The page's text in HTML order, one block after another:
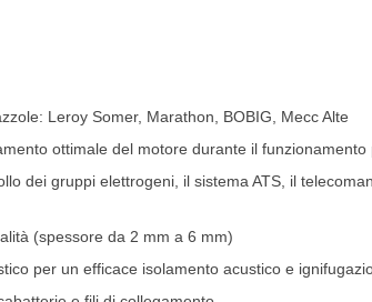
Leroy Somer, Marathon, BOBIG, Mecc Alte
ottimale del motore durante il funzionamento
dei gruppi elettrogeni, il sistema ATS, il
(spessore da 2 mm a 6 mm)
per un efficace isolamento acustico e